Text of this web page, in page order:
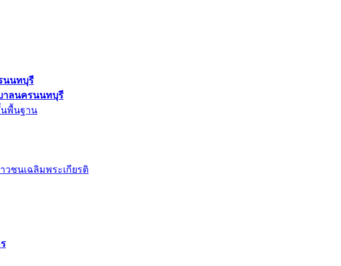
นนทบุรี
าลนครนนทบุรี
นพื้นฐาน
วชนเฉลิมพระเกียรติ